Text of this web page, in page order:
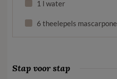
1 l water
6 theelepels mascarpone
Stap voor stap